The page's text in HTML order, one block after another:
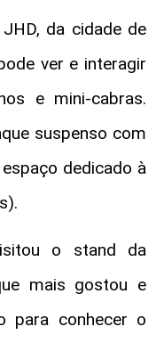
da cidade de
ver e interagir
e mini-cabras.
suspenso com
dedicado à
o stand da
mais gostou e
para conhecer o